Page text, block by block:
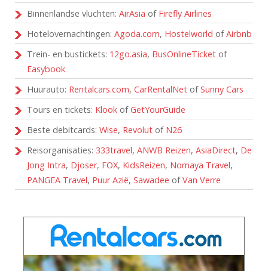
Binnenlandse vluchten: AirAsia of Firefly Airlines
Hotelovernachtingen: Agoda.com, Hostelworld ofAirbnb
Trein- en bustickets: 12go.asia, BusOnlineTicket of
Easybook
Huurauto: Rentalcars.com, CarRentalNet ofSunny Cars
Tours en tickets: Klook ofGetYourGuide
Beste debitcards: Wise, Revolut of N26
Reisorganisaties: 333travel, ANWB Reizen, AsiaDirect, De
Jong Intra, Djoser, FOX, KidsReizen, Nomaya Travel,
PANGEA Travel, Puur Azië, Sawadee ofVan Verre